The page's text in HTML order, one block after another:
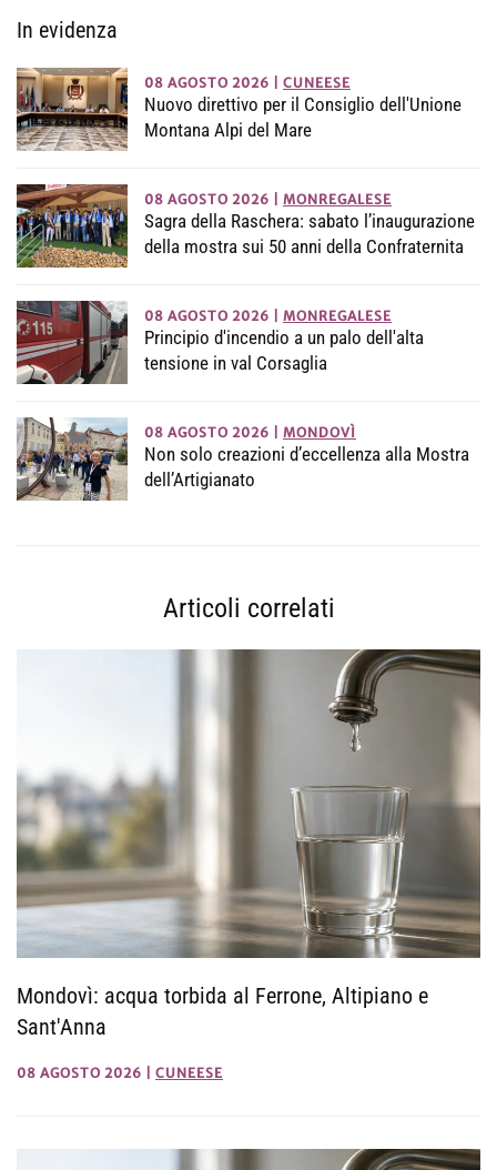
In evidenza
08 AGOSTO 2026 CUNEESE
Nuovo direttivo per il Consiglio dell'Unione
Montana Alpi del Mare
08 AGOSTO 2026 MONREGALESE
Sagra della Raschera: sabato l’inaugurazione
della mostra sui 50 anni della Confraternita
08 AGOSTO 2026 MONREGALESE
Principio d'incendio a un palo dell'alta
tensione in val Corsaglia
08 AGOSTO 2026 MONDOVÌ
Non solo creazioni d’eccellenza alla Mostra
dell’Artigianato
Articoli correlati
Mondovì: acqua torbida al Ferrone, Altipiano e
Sant'Anna
08 AGOSTO 2026 CUNEESE